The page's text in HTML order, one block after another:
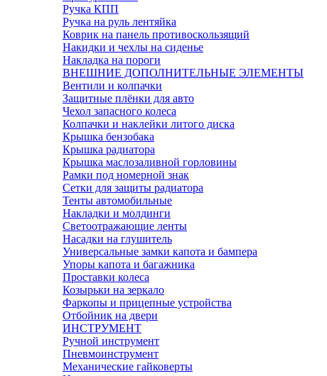
Ручка КПП
Ручка на руль лентяйка
Коврик на панель противоскользящий
Накидки и чехлы на сиденье
Накладка на пороги
ВНЕШНИЕ ДОПОЛНИТЕЛЬНЫЕ ЭЛЕМЕНТЫ
Вентили и колпачки
Защитные плёнки для авто
Чехол запасного колеса
Колпачки и наклейки литого диска
Крышка бензобака
Крышка радиатора
Крышка маслозаливной горловины
Рамки под номерной знак
Сетки для защиты радиатора
Тенты автомобильные
Накладки и молдинги
Светоотражающие ленты
Насадки на глушитель
Универсальные замки капота и бампера
Упоры капота и багажника
Проставки колеса
Козырьки на зеркало
Фаркопы и прицепные устройства
Отбойник на двери
ИНСТРУМЕНТ
Ручной инструмент
Пневмоинструмент
Механические гайковерты